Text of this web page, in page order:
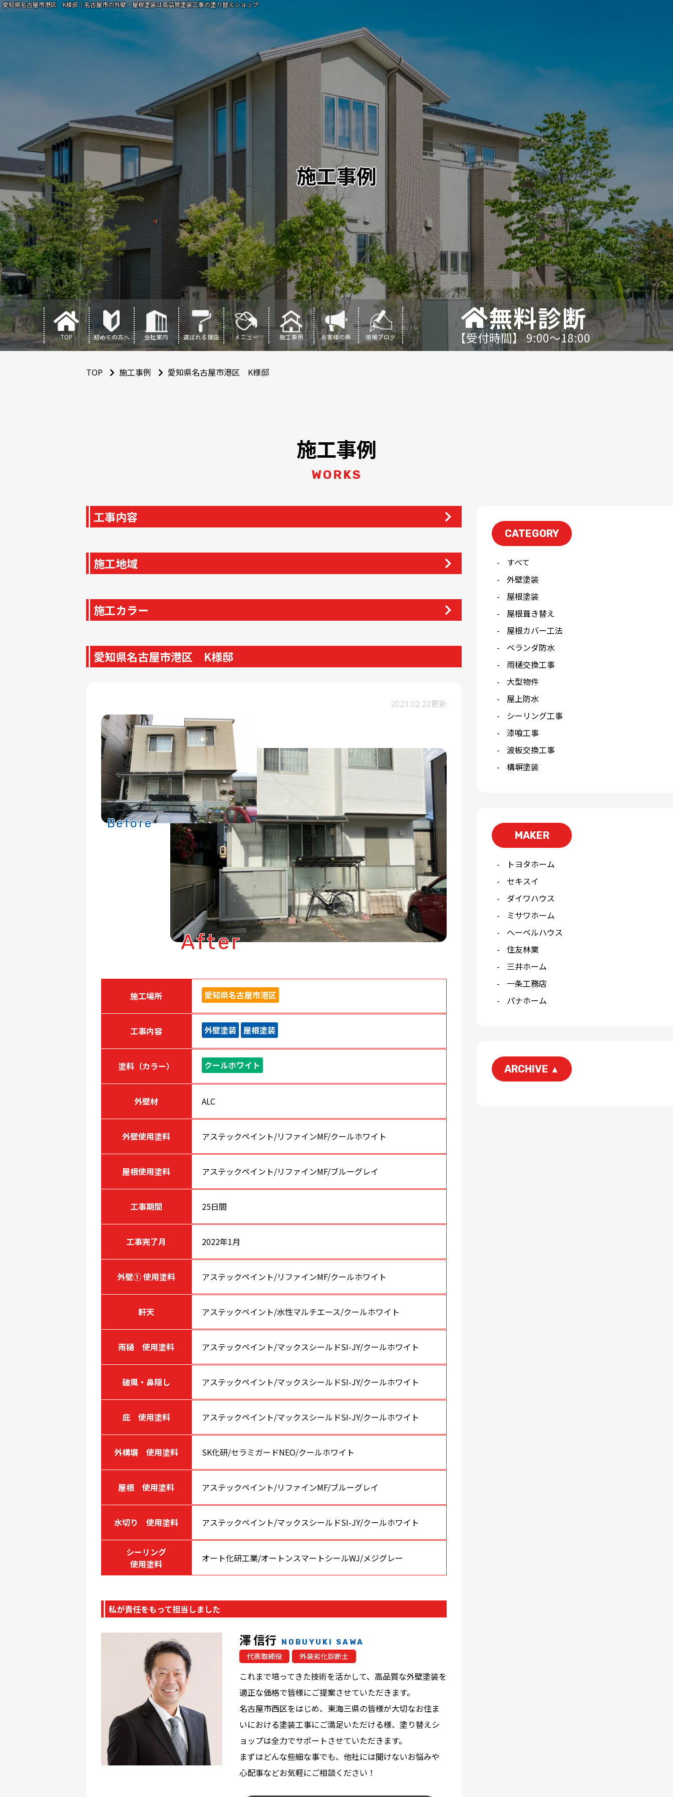
愛知県名古屋市港区 K様邸｜名古屋市の外壁・屋根塗装は高品質塗装工事の塗り替えショップ
施工事例
TOP 初めての方へ 会社案内 選ばれる理由 メニュー 施工事例 お客様の声 現場ブログ
無料診断
【受付時間】 9:00〜18:00
TOP 施工事例 愛知県名古屋市港区 K様邸
施工事例
WORKS
工事内容
施工地域
施工カラー
愛知県名古屋市港区 K様邸
2023.02.22更新
Before
After
施工場所 愛知県名古屋市港区
工事内容 外壁塗装 屋根塗装
塗料（カラー） クールホワイト
外壁材 ALC
外壁使用塗料 アステックペイント/リファインMF/クールホワイト
屋根使用塗料 アステックペイント/リファインMF/ブルーグレイ
工事期間 25日間
工事完了月 2022年1月
外壁① 使用塗料 アステックペイント/リファインMF/クールホワイト
軒天 アステックペイント/水性マルチエース/クールホワイト
雨樋 使用塗料 アステックペイント/マックスシールドSI-JY/クールホワイト
破風・鼻隠し アステックペイント/マックスシールドSI-JY/クールホワイト
庇 使用塗料 アステックペイント/マックスシールドSI-JY/クールホワイト
外構塀 使用塗料 SK化研/セラミガードNEO/クールホワイト
屋根 使用塗料 アステックペイント/リファインMF/ブルーグレイ
水切り 使用塗料 アステックペイント/マックスシールドSI-JY/クールホワイト
シーリング
使用塗料
オート化研工業/オートンスマートシールWJ/メジグレー
私が責任をもって担当しました
澤 信行 NOBUYUKI SAWA
代表取締役 外装劣化診断士
これまで培ってきた技術を活かして、高品質な外壁塗装を
適正な価格で皆様にご提案させていただきます。
名古屋市西区をはじめ、東海三県の皆様が大切なお住ま
いにおける塗装工事にご満足いただける様、塗り替えシ
ョップは全力でサポートさせていただきます。
まずはどんな些細な事でも、他社には聞けないお悩みや
心配事などお気軽にご相談ください！
CATEGORY
すべて
外壁塗装
屋根塗装
屋根葺き替え
屋根カバー工法
ベランダ防水
雨樋交換工事
大型物件
屋上防水
シーリング工事
漆喰工事
波板交換工事
構塀塗装
MAKER
トヨタホーム
セキスイ
ダイワハウス
ミサワホーム
へーベルハウス
住友林業
三井ホーム
一条工務店
パナホーム
ARCHIVE ▲